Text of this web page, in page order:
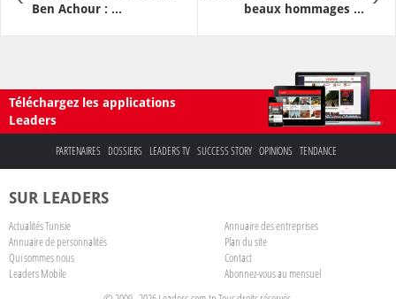
Ben Achour : ...
beaux hommages ...
Téléchargez les applications
Leaders
PARTENAIRES DOSSIERS LEADERS TV SUCCESS STORY OPINIONS TENDANCE
SUR LEADERS
Actualités Tunisie
Annuaire des entreprises
Annuaire de personnalités
Plan du site
Qui sommes nous
Contact
Leaders Mobile
Abonnez-vous au mensuel